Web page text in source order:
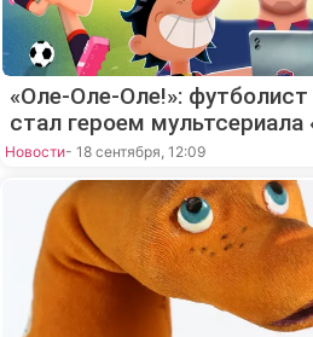
«Оле-Оле-Оле!»:
стал героем
Новости- 18 сентября, 12:09